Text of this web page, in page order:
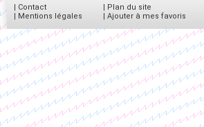
| Contact
| Mentions légales
| Plan du site
| Ajouter à mes favoris